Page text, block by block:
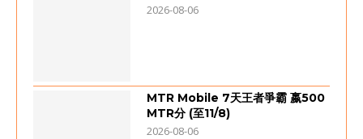
2026-08-06
MTR Mobile 7天王者爭霸 嬴500
MTR分 (至11/8)
2026-08-06